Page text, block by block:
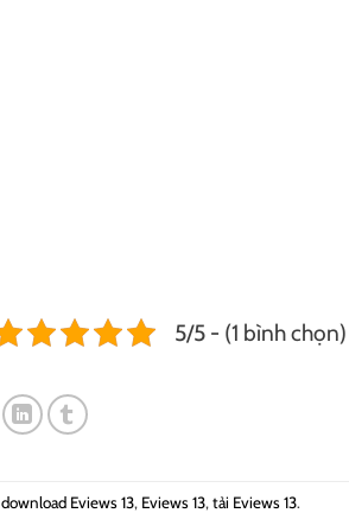
5/5 - (1 bình chọn)
download Eviews 13, Eviews 13, tải Eviews 13.